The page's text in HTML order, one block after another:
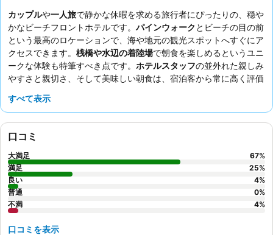
カップルや一人旅で静かな休暇を求める旅行者にぴったりの、穏や
かなビーチフロントホテルです。 パインウォーク とビーチの目の前
という最高のロケーションで、海や地元の観光スポットへすぐにア
クセスできます。 桟橋や水辺の着陸場で朝食を楽しめるというユニ
ークな体験も特筆すべき点です。 ホテルスタッフの並外れた親しみ
やすさと親切さ、そして美味しい朝食は、宿泊客から常に高く評価
屋をリクエストすることをおすすめします。
すべて表示
口コミ
大満足 67%
満足
25%
良い
4%
普通
0%
不満
4%
口コミを表示